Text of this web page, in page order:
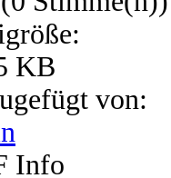
KB
von:
Info